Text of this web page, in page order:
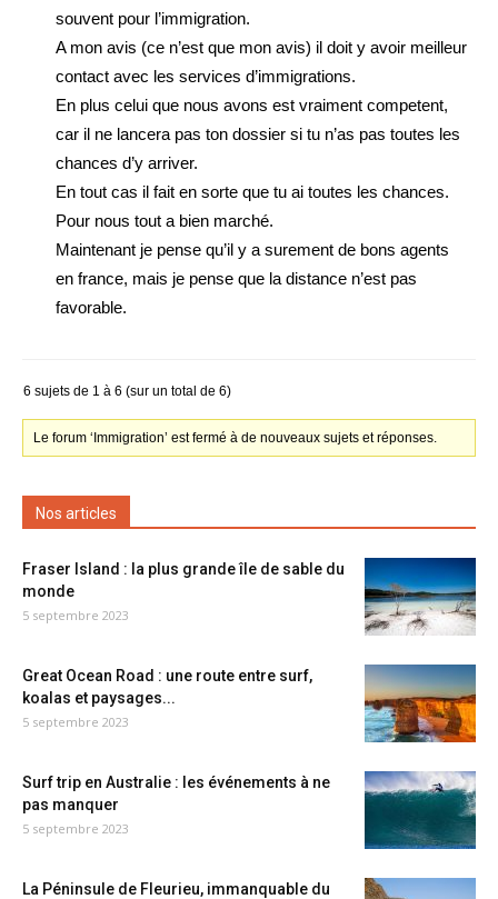
souvent pour l’immigration.
A mon avis (ce n’est que mon avis) il doit y avoir meilleur
contact avec les services d’immigrations.
En plus celui que nous avons est vraiment competent,
car il ne lancera pas ton dossier si tu n’as pas toutes les
chances d’y arriver.
En tout cas il fait en sorte que tu ai toutes les chances.
Pour nous tout a bien marché.
Maintenant je pense qu’il y a surement de bons agents
en france, mais je pense que la distance n’est pas
favorable.
6 sujets de 1 à 6 (sur un total de 6)
Le forum ‘Immigration’ est fermé à de nouveaux sujets et réponses.
Nos articles
Fraser Island : la plus grande île de sable du
monde
5 septembre 2023
Great Ocean Road : une route entre surf,
koalas et paysages...
5 septembre 2023
Surf trip en Australie : les événements à ne
pas manquer
5 septembre 2023
La Péninsule de Fleurieu, immanquable du